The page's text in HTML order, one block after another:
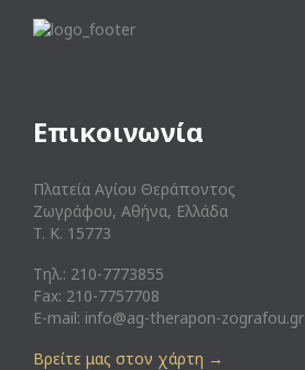
Επικοινωνία
Πλατεία Αγίου Θεράποντος
Ζωγράφου, Αθήνα, Ελλάδα
T. K. 15773
Τηλ.: 210-7773855
Fax: 210-7757708
E-mail: info@ag-therapon-zografou.gr
Βρείτε μας στον χάρτη →